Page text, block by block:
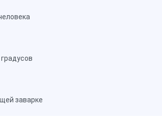
заварке